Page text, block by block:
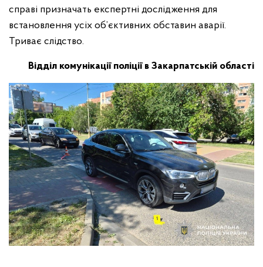
справі призначать експертні дослідження для
встановлення усіх об’єктивних обставин аварії.
Триває слідство.
Відділ комунікації поліції в Закарпатській області